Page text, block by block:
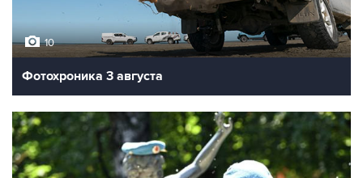
10
Фотохроника 3 августа